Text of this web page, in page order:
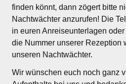
finden könnt, dann zögert bitte
Nachtwächter anzurufen! Die
in euren Anreiseunterlagen
die Nummer unserer Rezeption
unseren Nachtwächter.
Wir wünschen euch noch ganz